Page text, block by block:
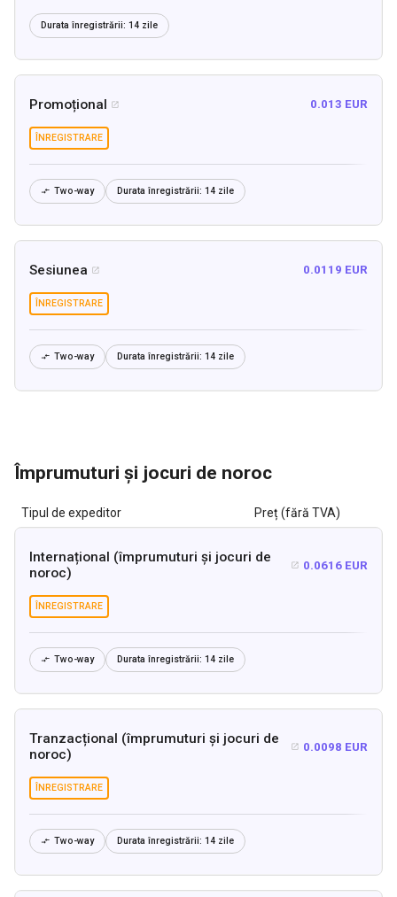
Durata înregistrării: 14 zile
Promoțional  0.013 EUR
ÎNREGISTRARE
 Two-way Durata înregistrării: 14 zile
Sesiunea  0.0119 EUR
ÎNREGISTRARE
 Two-way Durata înregistrării: 14 zile
Împrumuturi și jocuri de noroc
Tipul de expeditor Preț (fără TVA)
Internațional (împrumuturi și jocuri de
noroc)
 0.0616 EUR
ÎNREGISTRARE
 Two-way Durata înregistrării: 14 zile
Tranzacțional (împrumuturi și jocuri de
noroc)
 0.0098 EUR
ÎNREGISTRARE
 Two-way Durata înregistrării: 14 zile